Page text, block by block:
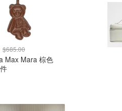
$685.00
Max Mara 棕色